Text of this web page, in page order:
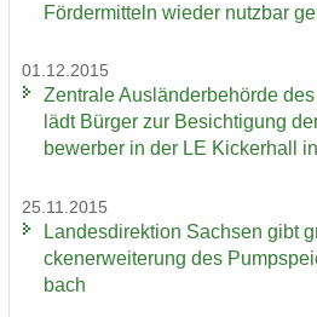
För­der­mit­teln wie­der nutz­bar
01.12.2015
Zen­tra­le Aus­län­der­be­hör­de
lädt Bür­ger zur Be­sich­ti­gung
be­wer­ber in der LE Ki­cker­hall
25.11.2015
Lan­des­di­rek­ti­on Sach­sen gibt
cken­er­wei­te­rung des
bach